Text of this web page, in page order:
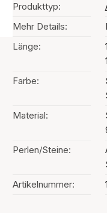
Produkttyp:
Mehr Details:
Länge:
Farbe:
Material:
Perlen/Steine:
Artikelnummer: